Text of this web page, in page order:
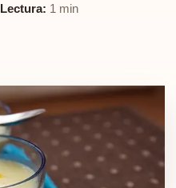
Lectura: 1 min